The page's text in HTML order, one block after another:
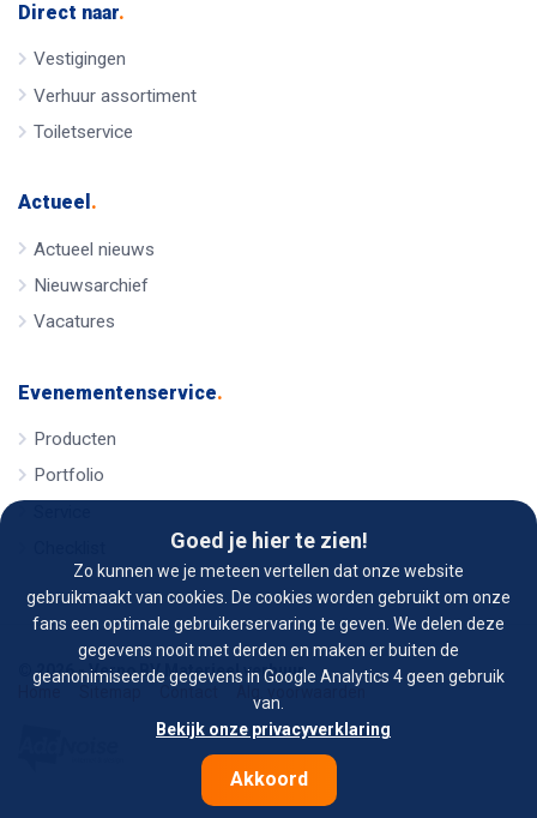
Goed je hier te zien!
Zo kunnen we je meteen vertellen dat onze website
gebruikmaakt van cookies. De cookies worden gebruikt om onze
fans een optimale gebruikerservaring te geven. We delen deze
gegevens nooit met derden en maken er buiten de
geanonimiseerde gegevens in Google Analytics 4 geen gebruik
van.
Bekijk onze privacyverklaring
Akkoord
Direct naar.
Vestigingen
Verhuur assortiment
Toiletservice
Actueel .
Actueel nieuws
Nieuwsarchief
Vacatures
Evenementenservice.
Producten
Portfolio
© 2026 - Verno BV Materieel verhuur
Home
Contact Alg. voorwaarden